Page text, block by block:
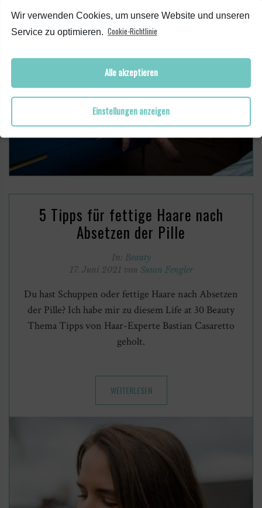
Wir verwenden Cookies, um unsere Website und unseren
Service zu optimieren. Cookie-Richtlinie
Alle akzeptieren
Einstellungen anzeigen
5 Tipps für fettige Haare nach
Absetzen der Pille
In: Beauty
17. Juni 2021 von Susan Fengler
Du hast Schuppen oder fettige Haare nach Absetzen
der Pille? Ich habe mir zu diesem Life at 30 Beauty
Thema Tipps von Haar-Experte Bastian Casaretto
geholt.
WEITERLESEN